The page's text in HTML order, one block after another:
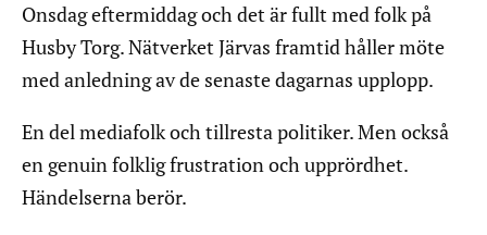
Onsdag eftermiddag och det är fullt med folk på
Husby Torg. Nätverket Järvas framtid håller möte
med anledning av de senaste dagarnas upplopp.
En del mediafolk och tillresta politiker. Men också
en genuin folklig frustration och upprördhet.
Händelserna berör.